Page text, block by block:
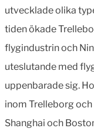
utvecklade olika
tiden ökade
flygindustrin och
uteslutande med
uppenbarade sig.
inom Trelleborg
Shanghai och